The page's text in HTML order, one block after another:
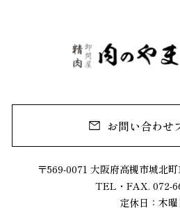
お問い合わせ
〒569-0071 大阪府高槻市城北
TEL・FAX. 072-
定休日：木曜